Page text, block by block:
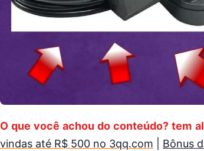
O que você achou do conteúdo? tem
vindas até R$ 500 no 3qq.com
Bônus